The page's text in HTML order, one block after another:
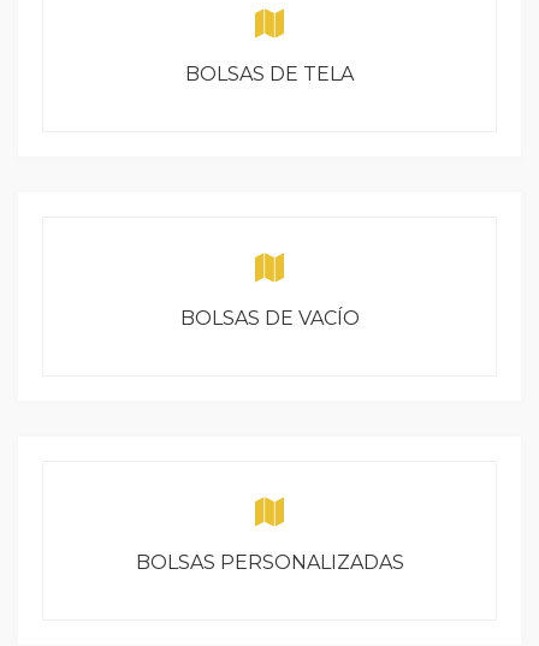
BOLSAS DE TELA
BOLSAS DE VACÍO
BOLSAS PERSONALIZADAS